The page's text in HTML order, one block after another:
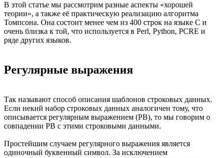
В этой статье мы рассмотрим разные аспекты «хорошей
теории», а также её практическую реализацию алгоритма
Томпсона. Она состоит менее чем из 400 строк на языке С и
очень близка к той, что используется в Perl, Python, PCRE и
ряде других языков.
Регулярные выражения
Так называют способ описания шаблонов строковых данных.
Если некий набор строковых данных аналогичен тому, что
описывается регулярным выражением (РВ), то мы говорим о
совпадении РВ с этими строковыми данными.
Простейшим случаем регулярного выражения является
одиночный буквенный символ. За исключением